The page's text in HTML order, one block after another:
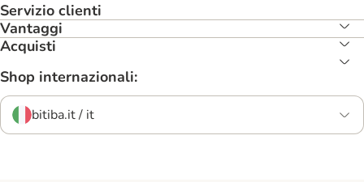
Servizio clienti
Vantaggi
Acquisti
Shop internazionali:
bitiba.it / it